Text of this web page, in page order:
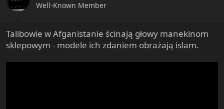
Well-Known Member
Talibowie w Afganistanie ścinają głowy manekinom
sklepowym - modele ich zdaniem obrażają islam.